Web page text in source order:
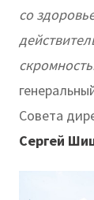
со
Совета
Сергей